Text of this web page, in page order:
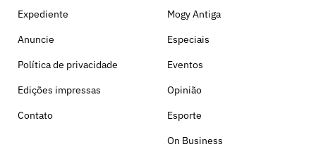
Expediente
Anuncie
Política de privacidade
Edições impressas
Contato
Mogy Antiga
Especiais
Eventos
Opinião
Esporte
On Business